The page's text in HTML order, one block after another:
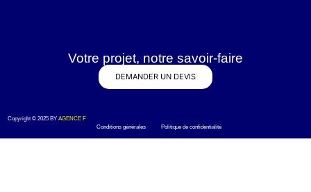
Votre projet, notre savoir-faire
DEMANDER UN DEVIS
Copyright © 2025 BY AGENCE F
Conditions générales Politique de confidentialité